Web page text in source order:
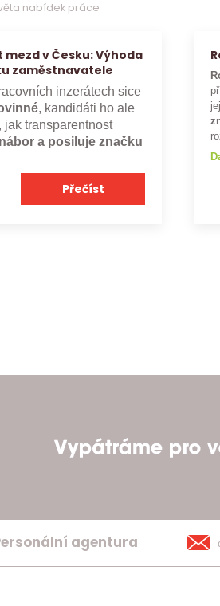
nabídek práce
v Česku: Výhoda
zaměstnavatele
inzerátech sice
, kandidáti ho ale
transparentnost
a posiluje značku
Přečíst
agentura